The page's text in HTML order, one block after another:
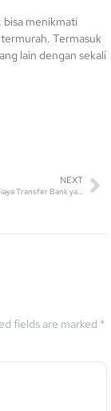
bisa menikmati
Termasuk
lain dengan sekali
NEXT
Daftar Lengkap Biaya Transfer Bank yang Berbeda
fields are marked *